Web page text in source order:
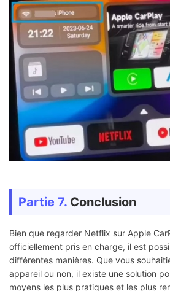
Partie 7. Conclusion
Bien que regarder Netflix sur Apple
officiellement pris en charge, il est
différentes manières. Que vous
appareil ou non, il existe une solution
moyens les plus pratiques et les plus